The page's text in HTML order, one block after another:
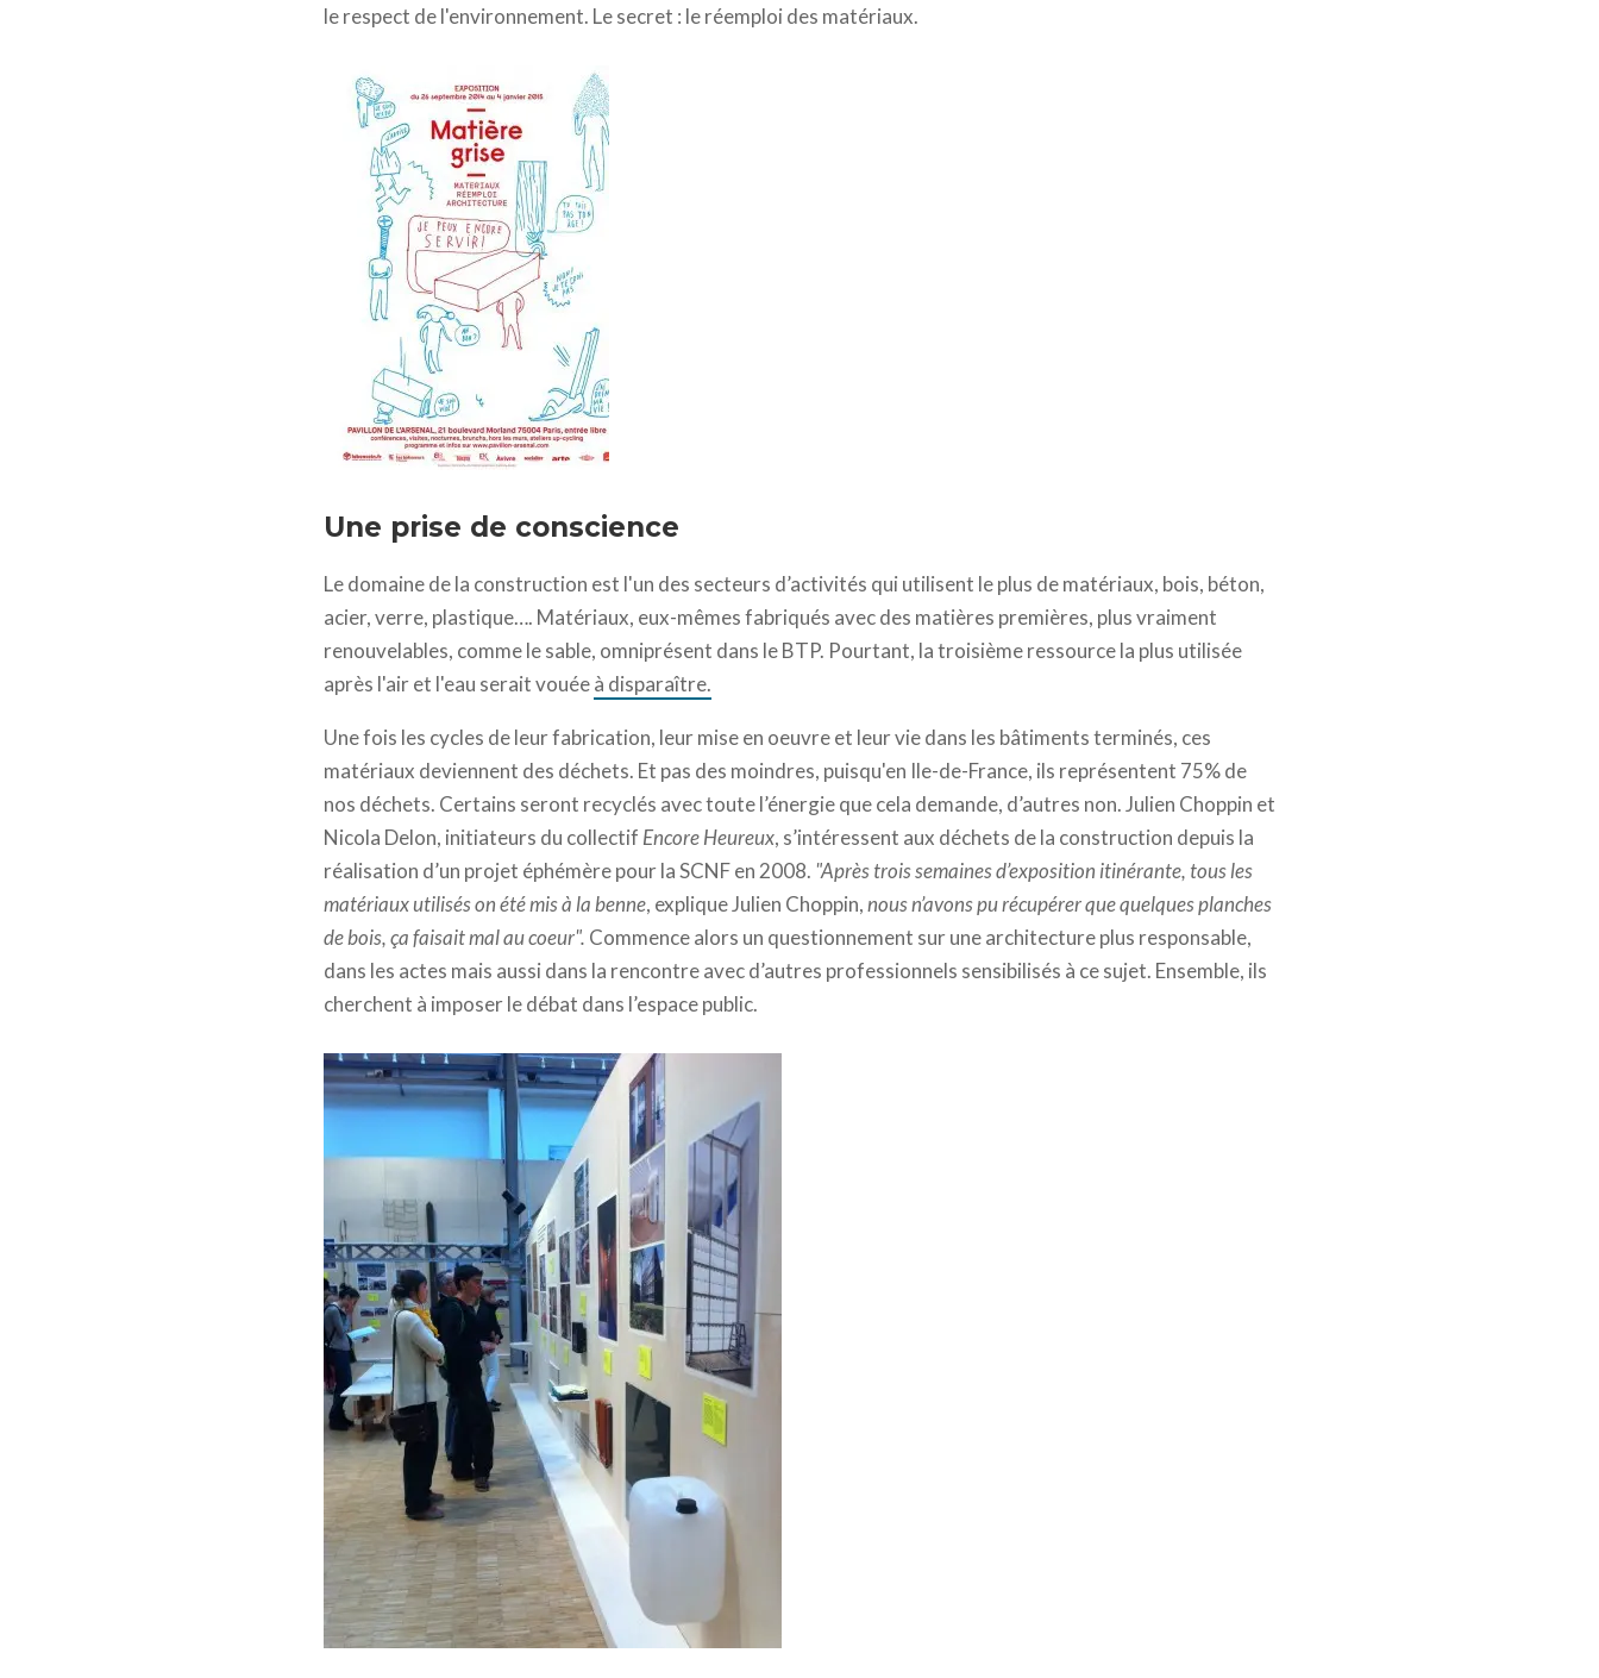
le respect de l'environnement. Le secret : le réemploi des matériaux.
Une prise de conscience
Le domaine de la construction est l'un des secteurs d’activités qui utilisent le plus de matériaux, bois, béton,
acier, verre, plastique…. Matériaux, eux-mêmes fabriqués avec des matières premières, plus vraiment
renouvelables, comme le sable, omniprésent dans le BTP. Pourtant, la troisième ressource la plus utilisée
après l'air et l'eau serait vouéeà disparaître.
Une fois les cycles de leur fabrication, leur mise en oeuvre et leur vie dans les bâtiments terminés, ces
matériaux deviennent des déchets. Et pas des moindres, puisqu'en Ile-de-France, ils représentent 75% de
nos déchets. Certains seront recyclés avec toute l’énergie que cela demande, d’autres non. Julien Choppin et
Nicola Delon, initiateurs du collectif Encore Heureux, s’intéressent aux déchets de la construction depuis la
réalisation d’un projet éphémère pour la SCNF en 2008. "Après trois semaines d’exposition itinérante, tous les
matériaux utilisés on été mis à la benne, explique Julien Choppin,nous n’avons pu récupérer que quelques planches
de bois, ça faisait mal au coeur". Commence alors un questionnement sur une architecture plus responsable,
dans les actes mais aussi dans la rencontre avec d’autres professionnels sensibilisés à ce sujet. Ensemble, ils
cherchent à imposer le débat dans l’espace public.